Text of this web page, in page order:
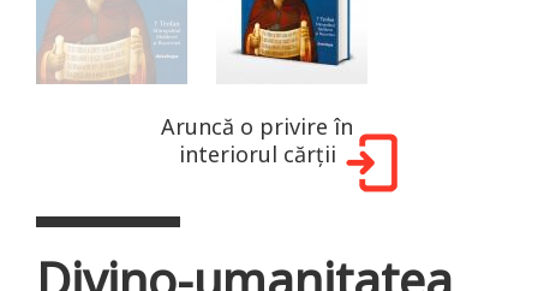
Aruncă o privire în
interiorul cărții